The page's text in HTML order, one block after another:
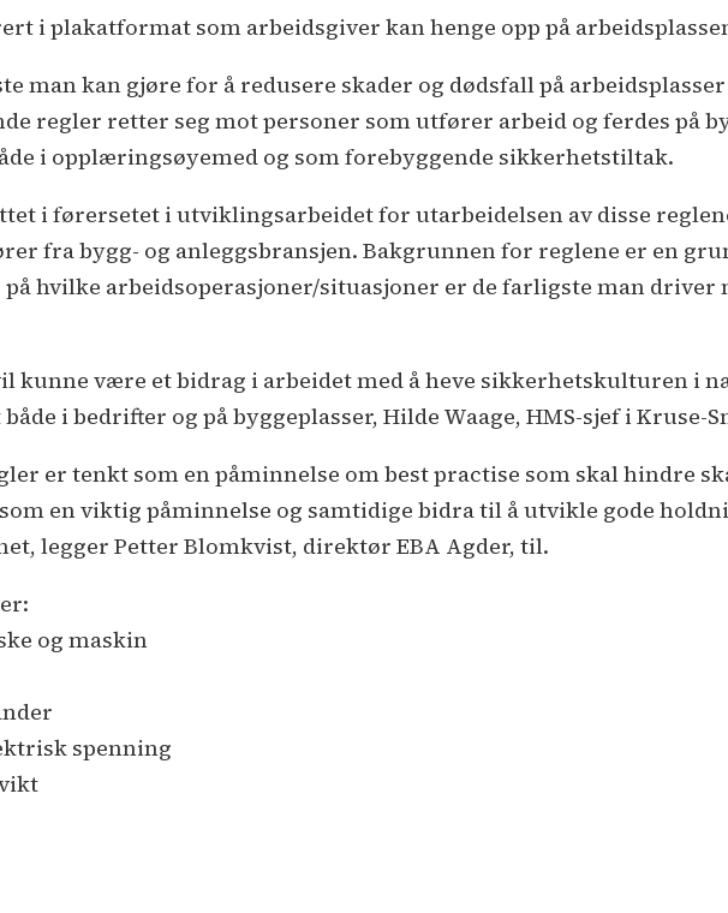
i plakatformat som arbeidsgiver kan henge opp på
man kan gjøre for å redusere skader og dødsfall på
regler retter seg mot personer som utfører arbeid og ferdes på
i opplæringsøyemed og som forebyggende sikkerhetstiltak.
i førersetet i utviklingsarbeidet for utarbeidelsen av disse
fra bygg- og anleggsbransjen. Bakgrunnen for reglene er en
hvilke arbeidsoperasjoner/situasjoner er de farligste man driver
kunne være et bidrag i arbeidet med å heve sikkerhetskulturen i
i bedrifter og på byggeplasser, Hilde Waage, HMS-sjef i Kruse-
er tenkt som en påminnelse om best practise som skal hindre
en viktig påminnelse og samtidige bidra til å utvikle gode
legger Petter Blomkvist, direktør EBA Agder, til.
og maskin
spenning